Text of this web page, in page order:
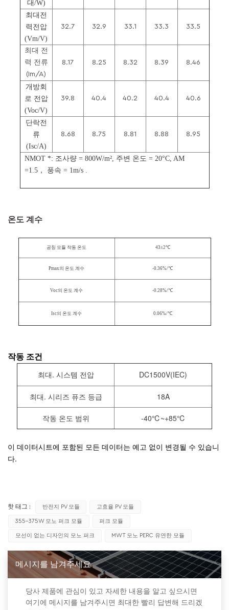
대/W)
최대전
력전압
(Vm/V)
32.7 32.9 33.1 33.3 33.5
최대 전
력 전류
(Im/A)
8.17 8.25 8.32 8.39 8.46
개방회
로 전압
(Voc/V)
39.8 40.4 40.2 40.4 40.6
단락전
류
(Isc/A)
8.68 8.75 8.81 8.88 8.95
NMOT *: 조사량 = 800W/m², 주변 온도 = 20°C, AM
=1.5， 풍속 = 1m/s .
온도 계수
공칭 모듈 작동 온도 43±2℃
Pmax의 온도 계수 -0.36%/℃
Voc의 온도 계수 -0.28%/℃
Isc의 온도 계수 0.06%/℃
작동 조건
최대. 시스템 전압 DC1500V(IEC)
최대. 시리즈 퓨즈 등급 18A
작동 온도 범위 -40℃~+85℃
이 데이터시트에 포함된 모든 데이터는 예고 없이 변경될 수 있습니
다.
핫 태그 : 반전지 PV 모듈 고효율 PV 모듈
355-375W 모노 퍼크 모듈 퍼크 모듈
모선이 없는 디자인의 모노 퍼크 MWT 모노 PERC 유연한 모듈
메시지를 남겨주세요
당사 제품에 관심이 있고 자세한 내용을 알고 싶으시면
여기에 메시지를 남겨주시면 최대한 빨리 답변해 드리겠